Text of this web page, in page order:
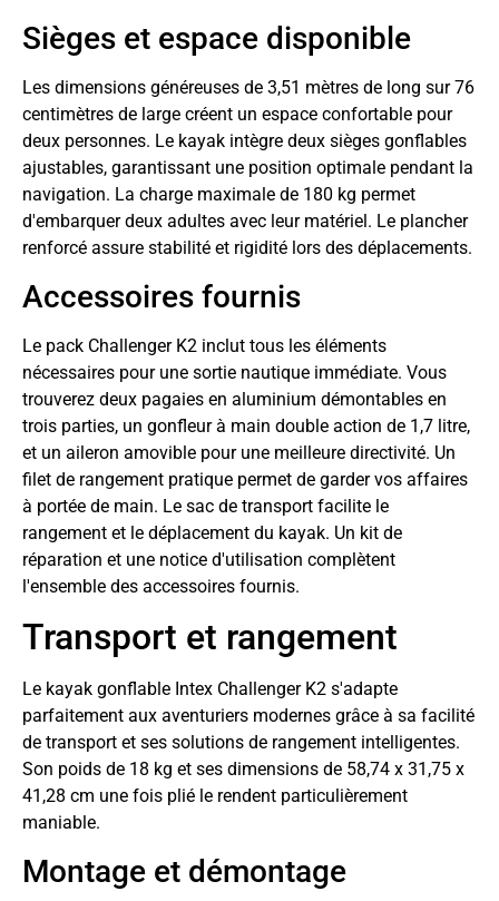
Sièges et espace disponible
Les dimensions généreuses de 3,51 mètres de long sur 76
centimètres de large créent un espace confortable pour
deux personnes. Le kayak intègre deux sièges gonflables
ajustables, garantissant une position optimale pendant la
navigation. La charge maximale de 180 kg permet
d'embarquer deux adultes avec leur matériel. Le plancher
renforcé assure stabilité et rigidité lors des déplacements.
Accessoires fournis
Le pack Challenger K2 inclut tous les éléments
nécessaires pour une sortie nautique immédiate. Vous
trouverez deux pagaies en aluminium démontables en
trois parties, un gonfleur à main double action de 1,7 litre,
et un aileron amovible pour une meilleure directivité. Un
filet de rangement pratique permet de garder vos affaires
à portée de main. Le sac de transport facilite le
rangement et le déplacement du kayak. Un kit de
réparation et une notice d'utilisation complètent
l'ensemble des accessoires fournis.
Transport et rangement
Le kayak gonflable Intex Challenger K2 s'adapte
parfaitement aux aventuriers modernes grâce à sa facilité
de transport et ses solutions de rangement intelligentes.
Son poids de 18 kg et ses dimensions de 58,74 x 31,75 x
41,28 cm une fois plié le rendent particulièrement
maniable.
Montage et démontage